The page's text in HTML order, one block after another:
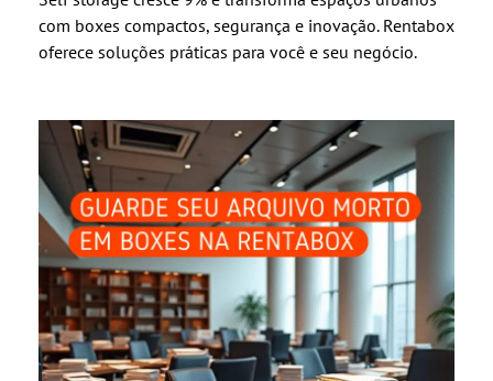
com boxes compactos, segurança e inovação. Rentabox
oferece soluções práticas para você e seu negócio.